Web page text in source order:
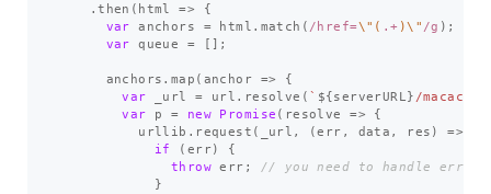
.then ( html =>
{
var
anchors = html . match ( /href=\"( .+ )\" /g );
var
queue = [];
anchors . map ( anchor =>
{
var
_url = url . resolve ( ` ${serverURL } /
var
p = new Promise ( resolve =>
{
urllib . request ( _url , (err , data , res ) =>
if
( err)
{
throw err ;
// you need to handle error
}